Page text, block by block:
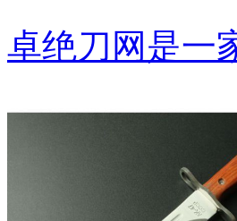
卓绝刀网是一